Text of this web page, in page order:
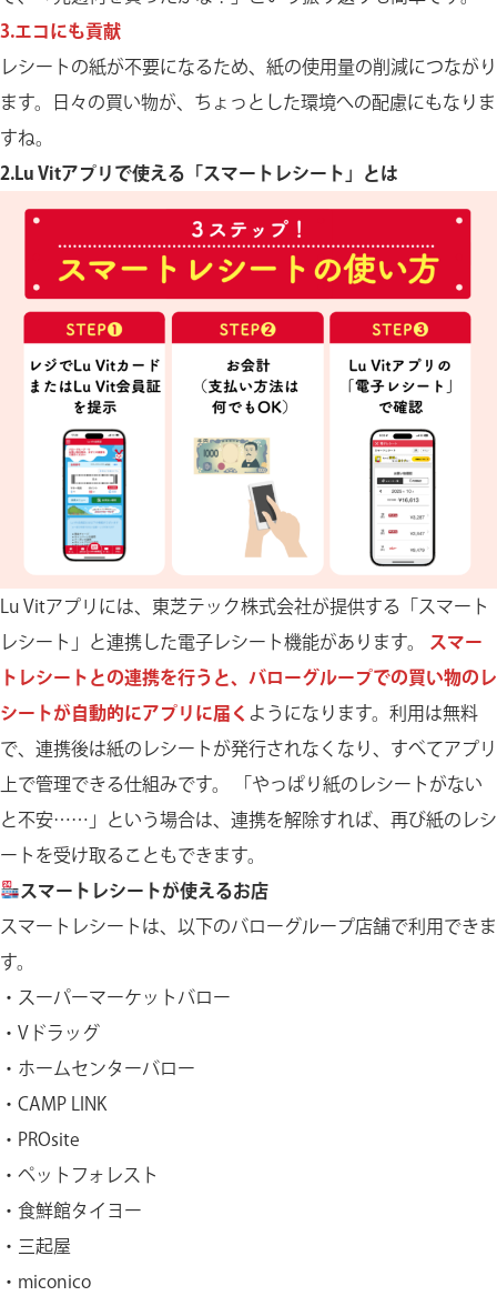
3.エコにも貢献
レシートの紙が不要になるため、紙の使用量の削減につながり
ます。日々の買い物が、ちょっとした環境への配慮にもなりま
すね。
2.Lu Vitアプリで使える「スマートレシート」とは
Lu Vitアプリには、東芝テック株式会社が提供する「スマート
レシート」と連携した電子レシート機能があります。
スマー
トレシートとの連携を行うと、バローグループでの買い物のレ
シートが自動的にアプリに届く ようになります。利用は無料
で、連携後は紙のレシートが発行されなくなり、すべてアプリ
上で管理できる仕組みです。 「やっぱり紙のレシートがない
と不安……」という場合は、連携を解除すれば、再び紙のレシ
ートを受け取ることもできます。
スマートレシートが使えるお店
スマートレシートは、以下のバローグループ店舗で利用できま
す。
・スーパーマーケットバロー
・Vドラッグ
・ホームセンターバロー
・CAMP LINK
・PROsite
・ペットフォレスト
・食鮮館タイヨー
・三起屋
・miconico